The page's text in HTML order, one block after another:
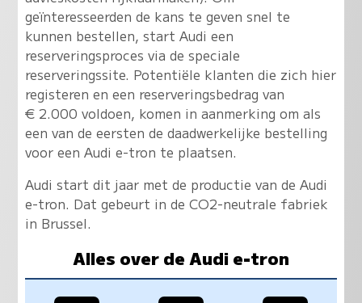
geïnteresseerden de kans te geven snel te
kunnen bestellen, start Audi een
reserveringsproces via de speciale
reserveringssite. Potentiële klanten die zich hier
registeren en een reserveringsbedrag van
€ 2.000 voldoen, komen in aanmerking om als
een van de eersten de daadwerkelijke bestelling
voor een Audi e-tron te plaatsen.
Audi start dit jaar met de productie van de Audi
e-tron. Dat gebeurt in de CO2-neutrale fabriek
in Brussel.
Alles over de Audi e-tron